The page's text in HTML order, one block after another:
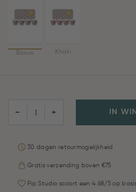
Blauw Khaki
− + IN
30 dagen retourmogelijkheid
Gratis verzending boven €75
Pip Studio scoort een 4.68/5 op